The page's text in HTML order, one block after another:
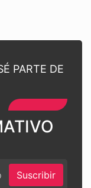
PARTE DE
Suscribir